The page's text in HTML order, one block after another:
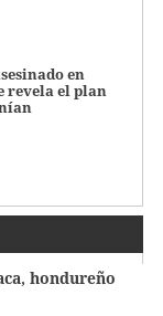
en
revela el plan
hondureño